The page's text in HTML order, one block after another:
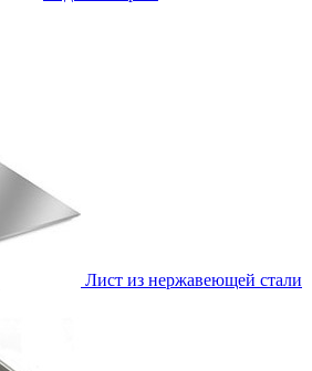
Лист из нержавеющей стали